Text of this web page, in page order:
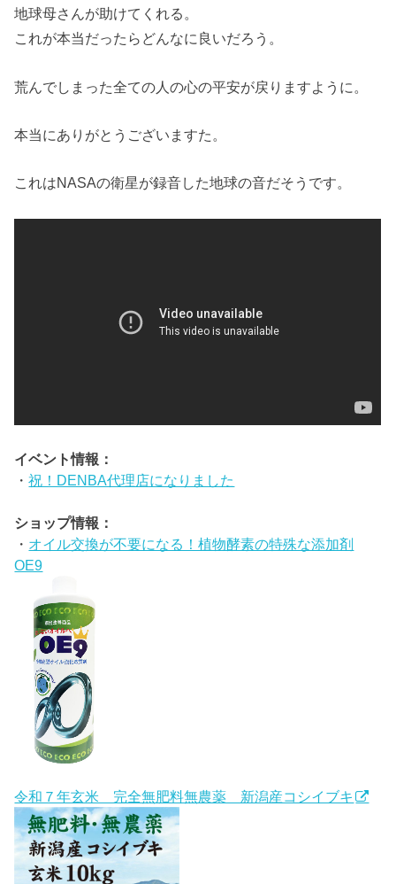
地球母さんが助けてくれる。
これが本当だったらどんなに良いだろう。
荒んでしまった全ての人の心の平安が戻りますように。
本当にありがとうございますた。
これはNASAの衛星が録音した地球の音だそうです。
イベント情報：
・祝！DENBA代理店になりました
ショップ情報：
・ オイル交換が不要になる！植物酵素の特殊な添加剤
OE9
令和７年玄米 完全無肥料無農薬 新潟産コシイブキ